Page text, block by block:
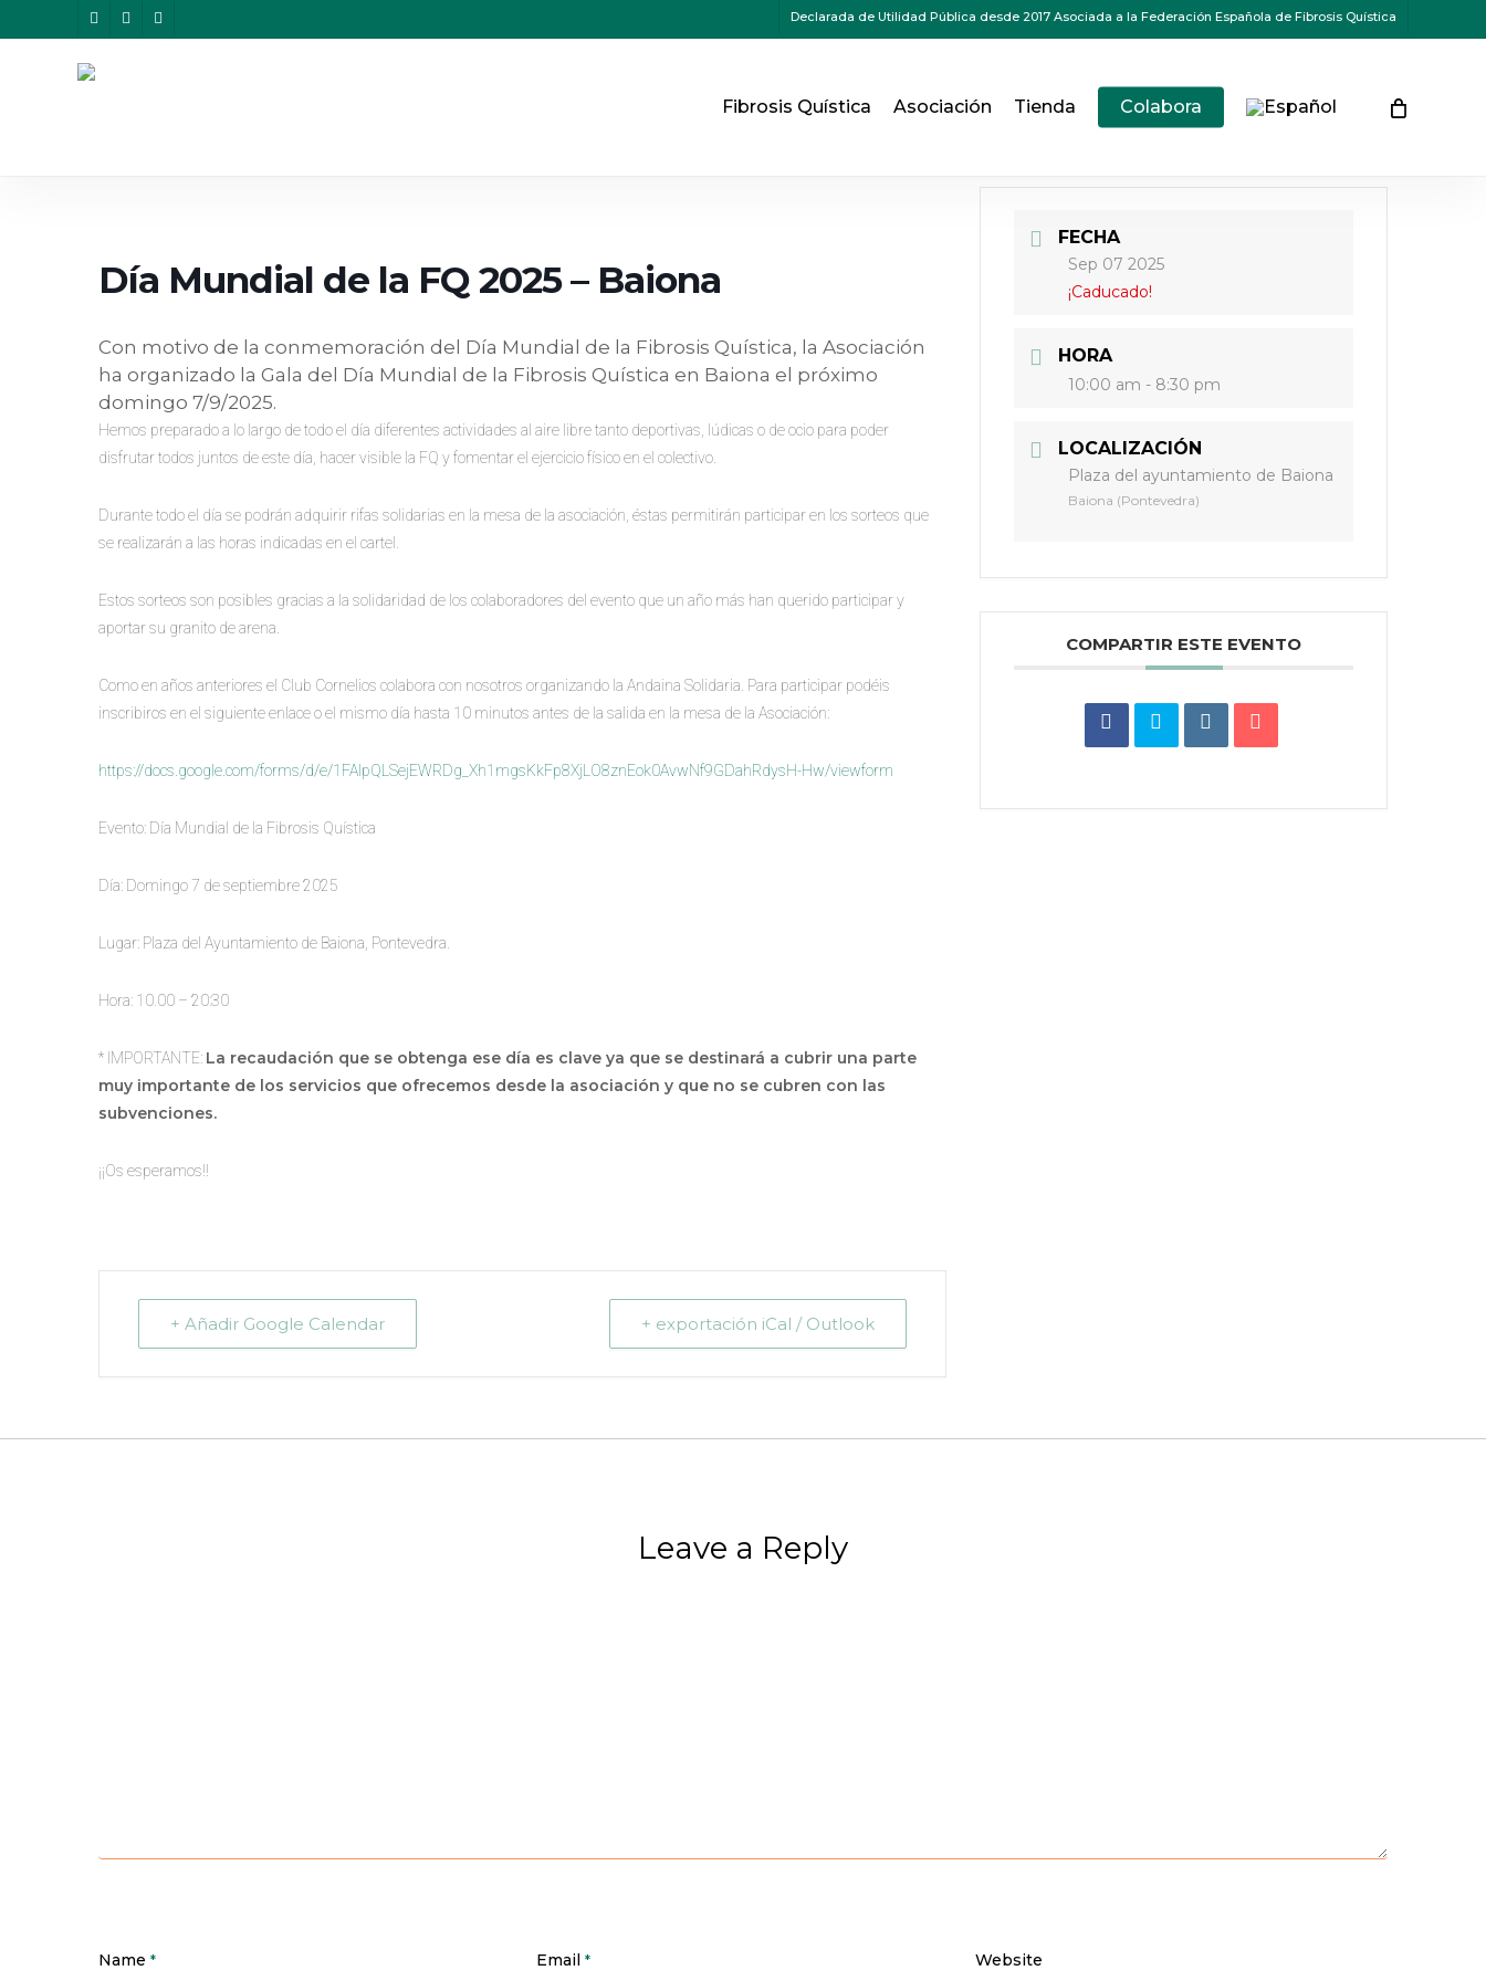
to
twitterfacebookinstagram Declarada de Utilidad Pública desde 2017 Asociada a la Federación Española de Fibrosis Quística
Fibrosis Quística Asociación Tienda Colabora
Día Mundial de la FQ 2025 – Baiona
Con motivo de la conmemoración del Día Mundial de la Fibrosis Quística, la Asociación
ha organizado la Gala del Día Mundial de la Fibrosis Quística en Baiona el próximo
domingo 7/9/2025.
Hemos preparado a lo largo de todo el día diferentes actividades al aire libre tanto deportivas, lúdicas o de ocio para poder
disfrutar todos juntos de este día, hacer visible la FQ y fomentar el ejercicio físico en el colectivo.
Durante todo el día se podrán adquirir rifas solidarias en la mesa de la asociación, éstas permitirán participar en los sorteos que
se realizarán a las horas indicadas en el cartel.
Estos sorteos son posibles gracias a la solidaridad de los colaboradores del evento que un año más han querido participar y
aportar su granito de arena.
Como en años anteriores el Club Cornelios colabora con nosotros organizando la Andaina Solidaria. Para participar podéis
inscribiros en el siguiente enlace o el mismo día hasta 10 minutos antes de la salida en la mesa de la Asociación:
https://docs.google.com/forms/d/e/1FAIpQLSejEWRDg_Xh1mgsKkFp8XjLO8znEok0AvwNf9GDahRdysH-Hw/viewform
Evento: Día Mundial de la Fibrosis Quística
Día: Domingo 7 de septiembre 2025
Lugar: Plaza del Ayuntamiento de Baiona, Pontevedra.
Hora: 10.00 – 20:30
* IMPORTANTE: La recaudación que se obtenga ese día es clave ya que se destinará a cubrir una parte
muy importante de los servicios que ofrecemos desde la asociación y que no se cubren con las
subvenciones.
¡¡Os esperamos!!
+ Añadir Google Calendar + exportación iCal / Outlook
FECHA
Sep 07 2025
¡Caducado!
HORA
10:00 am - 8:30 pm
LOCALIZACIÓN
Plaza del ayuntamiento de Baiona
Baiona (Pontevedra)
COMPARTIR ESTE EVENTO
Leave a Reply
Name * Email* Website